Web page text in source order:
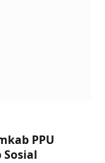
PPU